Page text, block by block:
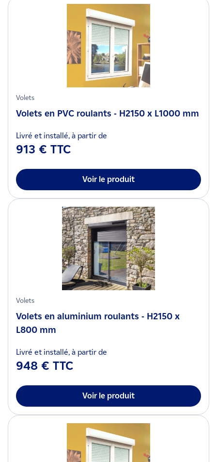
Volets
Volets en PVC roulants - H2150 x L1000 mm
Livré et installé, à partir de
913 € TTC
Voir le produit
Volets
Volets en aluminium roulants - H2150 x
L800 mm
Livré et installé, à partir de
948 € TTC
Voir le produit